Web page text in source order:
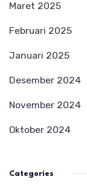
Maret 2025
Februari 2025
Januari 2025
Desember 2024
November 2024
Oktober 2024
Categories